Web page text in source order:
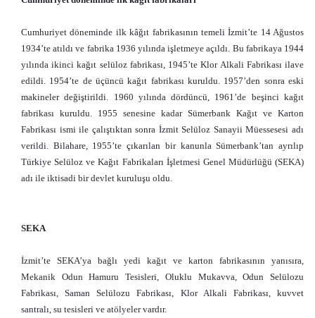
Cumhuriyet döneminde ilk kâğıt fabrikasının temeli İzmit’te 14 Ağustos
1934’te atıldı ve fabrika 1936 yılında işletmeye açıldı. Bu fabrikaya 1944
yılında ikinci kağıt selüloz fabrikası, 1945’te Klor Alkali Fabrikası ilave
edildi. 1954’te de üçüncü kağıt fabrikası kuruldu. 1957’den sonra eski
makineler değiştirildi. 1960 yılında dördüncü, 1961’de beşinci kağıt
fabrikası kuruldu. 1955 senesine kadar Sümerbank Kağıt ve Karton
Fabrikası ismi ile çalıştıktan sonra İzmit Selüloz Sanayii Müessesesi adı
verildi. Bilahare, 1955’te çıkarılan bir kanunla Sümerbank’tan ayrılıp
Türkiye Selüloz ve Kağıt Fabrikaları İşletmesi Genel Müdürlüğü (SEKA)
adı ile iktisadi bir devlet kuruluşu oldu.
SEKA
İzmit’te SEKA’ya bağlı yedi kağıt ve karton fabrikasının yanısıra,
Mekanik Odun Hamuru Tesisleri, Oluklu Mukavva, Odun Selülozu
Fabrikası, Saman Selülozu Fabrikası, Klor Alkali Fabrikası, kuvvet
santralı, su tesisleri ve atölyeler vardır.